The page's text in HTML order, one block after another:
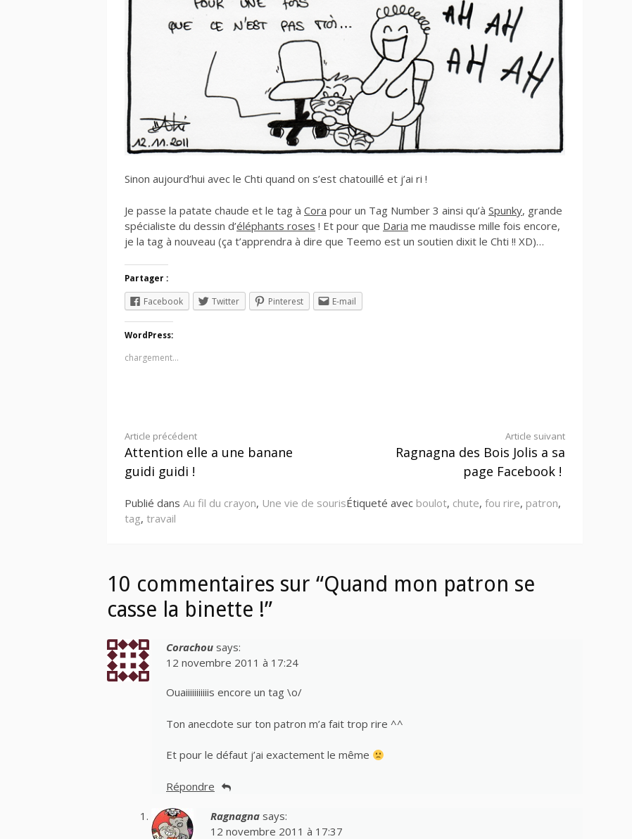
Sinon aujourd’hui avec le Chti quand on s’est chatouillé et j’ai ri !
Je passe la patate chaude et le tag à Cora pour un Tag Number 3 ainsi qu’à Spunky, grande
spécialiste du dessin d’éléphants roses ! Et pour que Daria me maudisse mille fois encore,
je la tag à nouveau (ça t’apprendra à dire que Teemo est un soutien dixit le Chti !! XD)…
Partager :
Facebook Twitter Pinterest E-mail
WordPress:
chargement…
Lire
la
Article précédent
Attention elle a une banane
guidi guidi !
Article suivant
Ragnagna des Bois Jolis a sa
page Facebook !
Publié dans Au fil du crayon, Une vie de sourisÉtiqueté avec boulot, chute, fou rire, patron,
tag, travail
10 commentaires sur “Quand mon patron se
casse la binette !”
Corachou says:
12 novembre 2011 à 17:24
Ouaiiiiiiiiiiis encore un tag \o/
Ton anecdote sur ton patron m’a fait trop rire ^^
Et pour le défaut j’ai exactement le même
Répondre
Ragnagna says:
12 novembre 2011 à 17:37